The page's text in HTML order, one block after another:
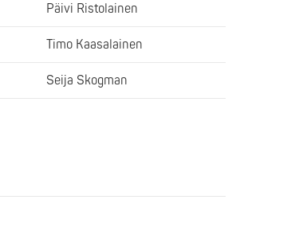
Päivi Ristolainen
Timo Kaasalainen
Seija Skogman